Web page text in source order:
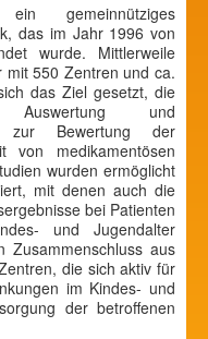
gemeinnütziges
das im Jahr 1996 von
wurde. Mittlerweile
550 Zentren und ca.
das Ziel gesetzt, die
Auswertung und
zur Bewertung der
von medikamentösen
wurden ermöglicht
mit denen auch die
bei Patienten
und Jugendalter
Zusammenschluss aus
die sich aktiv für
im Kindes- und
der betroffenen